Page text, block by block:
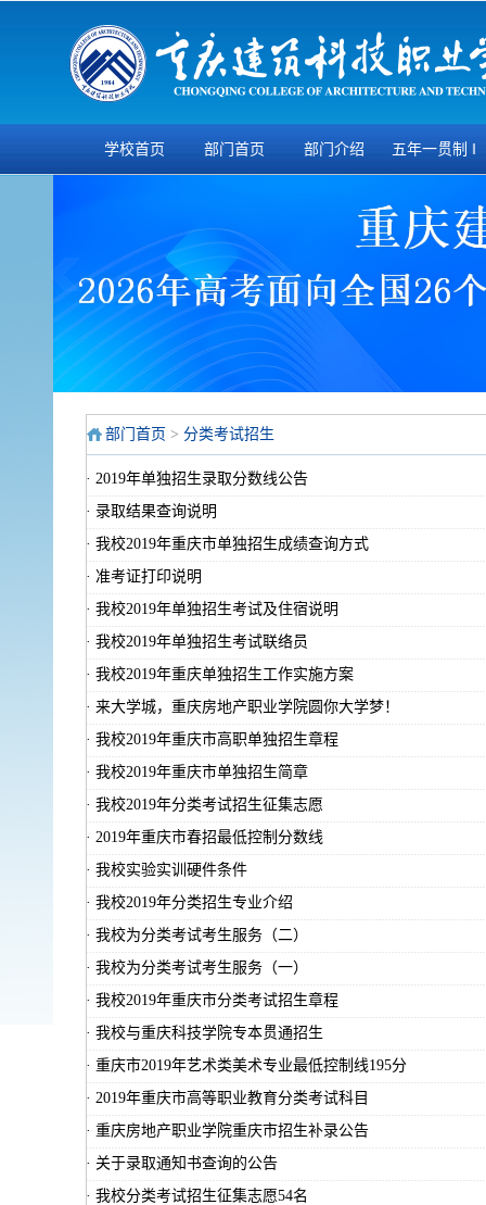
学校首页 部门首页 部门介绍 五年一贯制 ‖
招专项招生
部门首页 >分类考试招生
·2019年单独招生录取分数线公告
· 录取结果查询说明
·我校2019年重庆市单独招生成绩查询方式
· 准考证打印说明
·我校2019年单独招生考试及住宿说明
·我校2019年单独招生考试联络员
·我校2019年重庆单独招生工作实施方案
·来大学城，重庆房地产职业学院圆你大学梦！
·我校2019年重庆市高职单独招生章程
·我校2019年重庆市单独招生简章
·我校2019年分类考试招生征集志愿
·2019年重庆市春招最低控制分数线
·我校实验实训硬件条件
·我校2019年分类招生专业介绍
·我校为分类考试考生服务（二）
·我校为分类考试考生服务（一）
·我校2019年重庆市分类考试招生章程
·我校与重庆科技学院专本贯通招生
·重庆市2019年艺术类美术专业最低控制线195分
·2019年重庆市高等职业教育分类考试科目
·重庆房地产职业学院重庆市招生补录公告
· 关于录取通知书查询的公告
·我校分类考试招生征集志愿54名